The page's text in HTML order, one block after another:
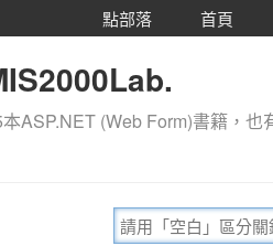
點部落 首頁
ASP.NET (Web Form)書籍，也